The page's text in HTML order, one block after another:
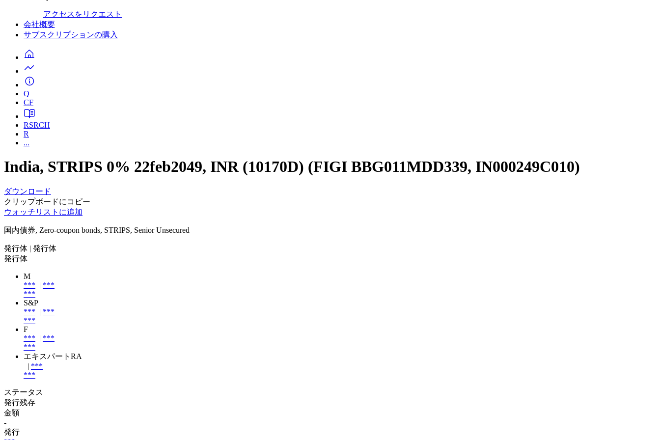
アクセスをリクエスト
会社概要
サブスクリプションの購入
Q
CF
RSRCH
R
...
India, STRIPS 0% 22feb2049, INR (10170D) (FIGI BBG011MDD339, IN000249C010)
ダウンロード
クリップボードにコピー
ウォッチリストに追加
国内債券, Zero-coupon bonds, STRIPS, Senior Unsecured
発行体 | 発行体
発行体
M
*** | ***
***
S&P
*** | ***
***
F
*** | ***
***
エキスパートRA
| ***
***
ステータス
発行残存
金額
-
発行